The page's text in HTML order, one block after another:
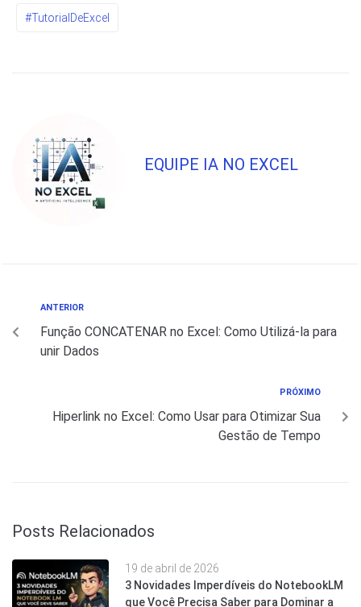
#TutorialDeExcel
EQUIPE IA NO EXCEL
ANTERIOR
Função CONCATENAR no Excel: Como Utilizá-la para
unir Dados
PRÓXIMO
Hiperlink no Excel: Como Usar para Otimizar Sua
Gestão de Tempo
Posts Relacionados
19 de abril de 2026
3 Novidades Imperdíveis do NotebookLM
que Você Precisa Saber para Dominar a